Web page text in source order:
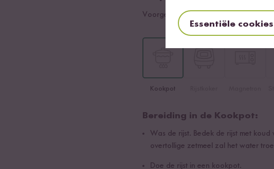
Voorgeselecteerde soort:
Kookpot
Bereiding in de Kookpot:
Was de rijst. Bedek de rijst met
overtollige zetmeel zal het water
Doe de rijst in een kookpot.
Essentiële